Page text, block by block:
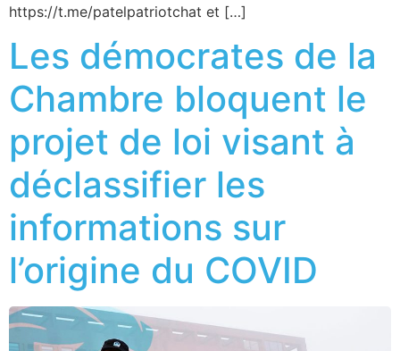
https://t.me/patelpatriotchat et […]
Les démocrates de la
Chambre bloquent le
projet de loi visant à
déclassifier les
informations sur
l’origine du COVID